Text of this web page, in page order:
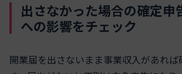
出さなかった場合の確定申
への影響をチェック
開業届を出さないまま事業収入があれば